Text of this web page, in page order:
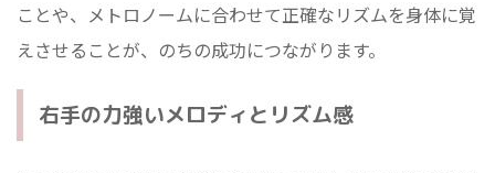
ことや、メトロノームに合わせて正確なリズムを身体に覚
えさせることが、のちの成功につながります。
右手の力強いメロディとリズム感